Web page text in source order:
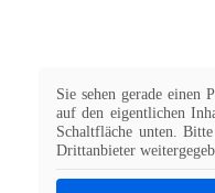
Sie sehen gerade einen
auf den eigentlichen
Schaltfläche unten.
Drittanbieter